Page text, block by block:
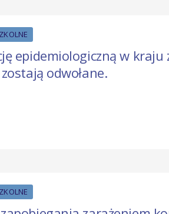
epidemiologiczną w
odwołane.